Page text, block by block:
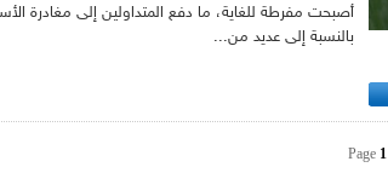
أصبحت مفرطة للغاية، ما دفع المتداولين إلى مغادرة
بالنسبة إلى عديد من...
Page 1